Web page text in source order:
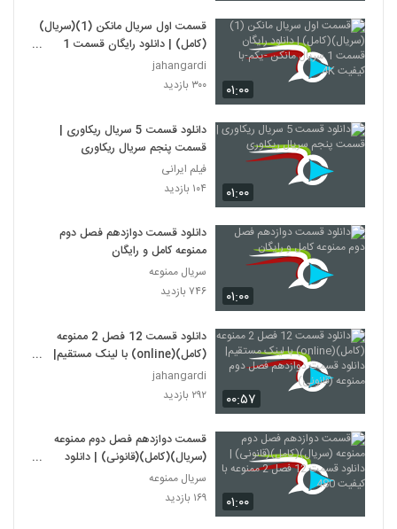
۰۱:۰۰
قسمت اول سریال مانکن (1)(سریال)
(کامل) | دانلود رایگان قسمت 1
سریال مانکن -یکم-با کیفیت 4K
jahangardi
۳۰۰ بازدید
۰۱:۰۰
دانلود قسمت 5 سریال ریکاوری |
قسمت پنجم سریال ریکاوری
فیلم ایرانی
۱۰۴ بازدید
۰۱:۰۰
دانلود قسمت دوازدهم فصل دوم
ممنوعه کامل و رایگان
سریال ممنوعه
۷۴۶ بازدید
۰۰:۵۷
دانلود قسمت 12 فصل 2 ممنوعه
(کامل)(online) با لینک مستقیم|
دانلود قسمت دوازدهم فصل دوم
ممنوعه (قانونی)
jahangardi
۲۹۲ بازدید
۰۱:۰۰
قسمت دوازدهم فصل دوم ممنوعه
(سریال)(کامل)(قانونی) | دانلود
480
سریال ممنوعه
۱۶۹ بازدید